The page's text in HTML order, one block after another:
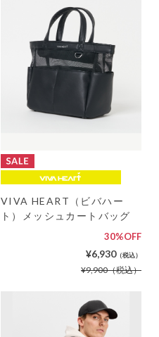
VIVA HEART（ビバハー
ト）メッシュカートバッグ
30%OFF
¥6,930（税込）
¥9,900（税込）